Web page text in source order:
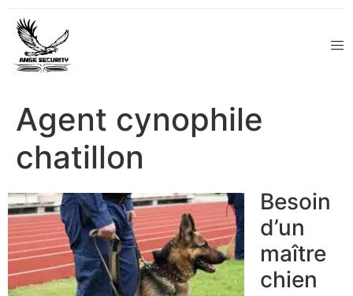
Agent cynophile
chatillon
Besoin
d’un
maître
chien